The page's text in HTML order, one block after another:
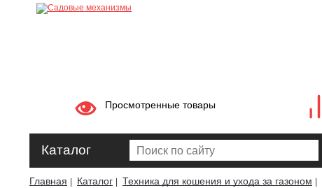
Просмотренные товары
Каталог
Главная Каталог Техника для кошения и ухода за газоном